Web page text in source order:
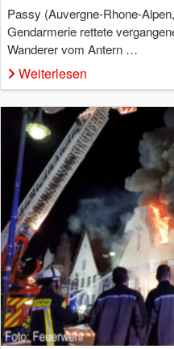
Passy (Auvergne-Rhone-
Gendarmerie rettete
Wanderer vom Antern …
Weiterlesen